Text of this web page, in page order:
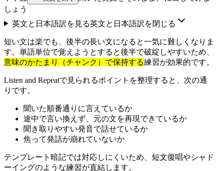
しょう
英文と日本語訳を見る英文と日本語訳を閉じる
短い文は楽でも、後半の長い文になると一気に難しくなりま
す。単語単位で覚えようとすると後半で破綻しやすいため、
意味のかたまり（チャンク）で保持する練習が効果的です。
Listen and Repeatで見られるポイントを整理すると、次の通
りです。
聞いた順番通りに言えているか
途中で言い換えず、元の文を再現できているか
聞き取りやすい発音で話せているか
焦って発話が崩れていないか
テンプレート暗記では対応しにくいため、短文復唱やシャド
ーイングのような練習が直結します。